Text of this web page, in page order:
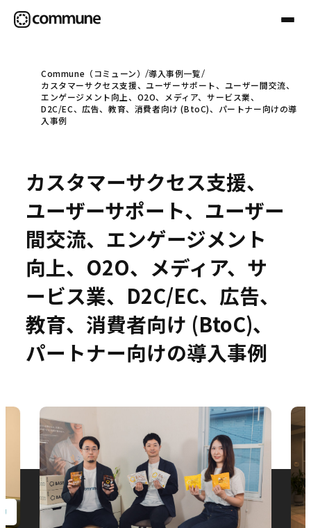
Communeについて
事例
セミナー
お役立ち情報
Commune（コミューン）
導入事例一覧
カスタマーサクセス支援、ユーザーサポート、ユーザー間交流、
エンゲージメント向上、O2O、メディア、サービス業、
D2C/EC、広告、教育、消費者向け (BtoC)、パートナー向けの導
入事例
カスタマーサクセス支援、
ユーザーサポート、ユーザー
間交流、エンゲージメント
向上、O2O、メディア、サ
ービス業、D2C/EC、広告、
教育、消費者向け (BtoC)、
パートナー向けの導入事例